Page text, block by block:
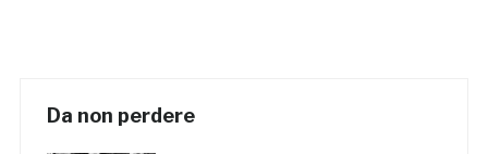
Da non perdere